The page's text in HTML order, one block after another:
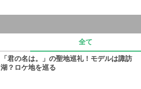
全て
「君の名は。」の聖地巡礼！モデルは諏訪
湖？ロケ地を巡る